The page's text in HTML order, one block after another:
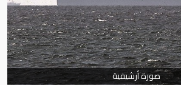
صورة أرشيفية